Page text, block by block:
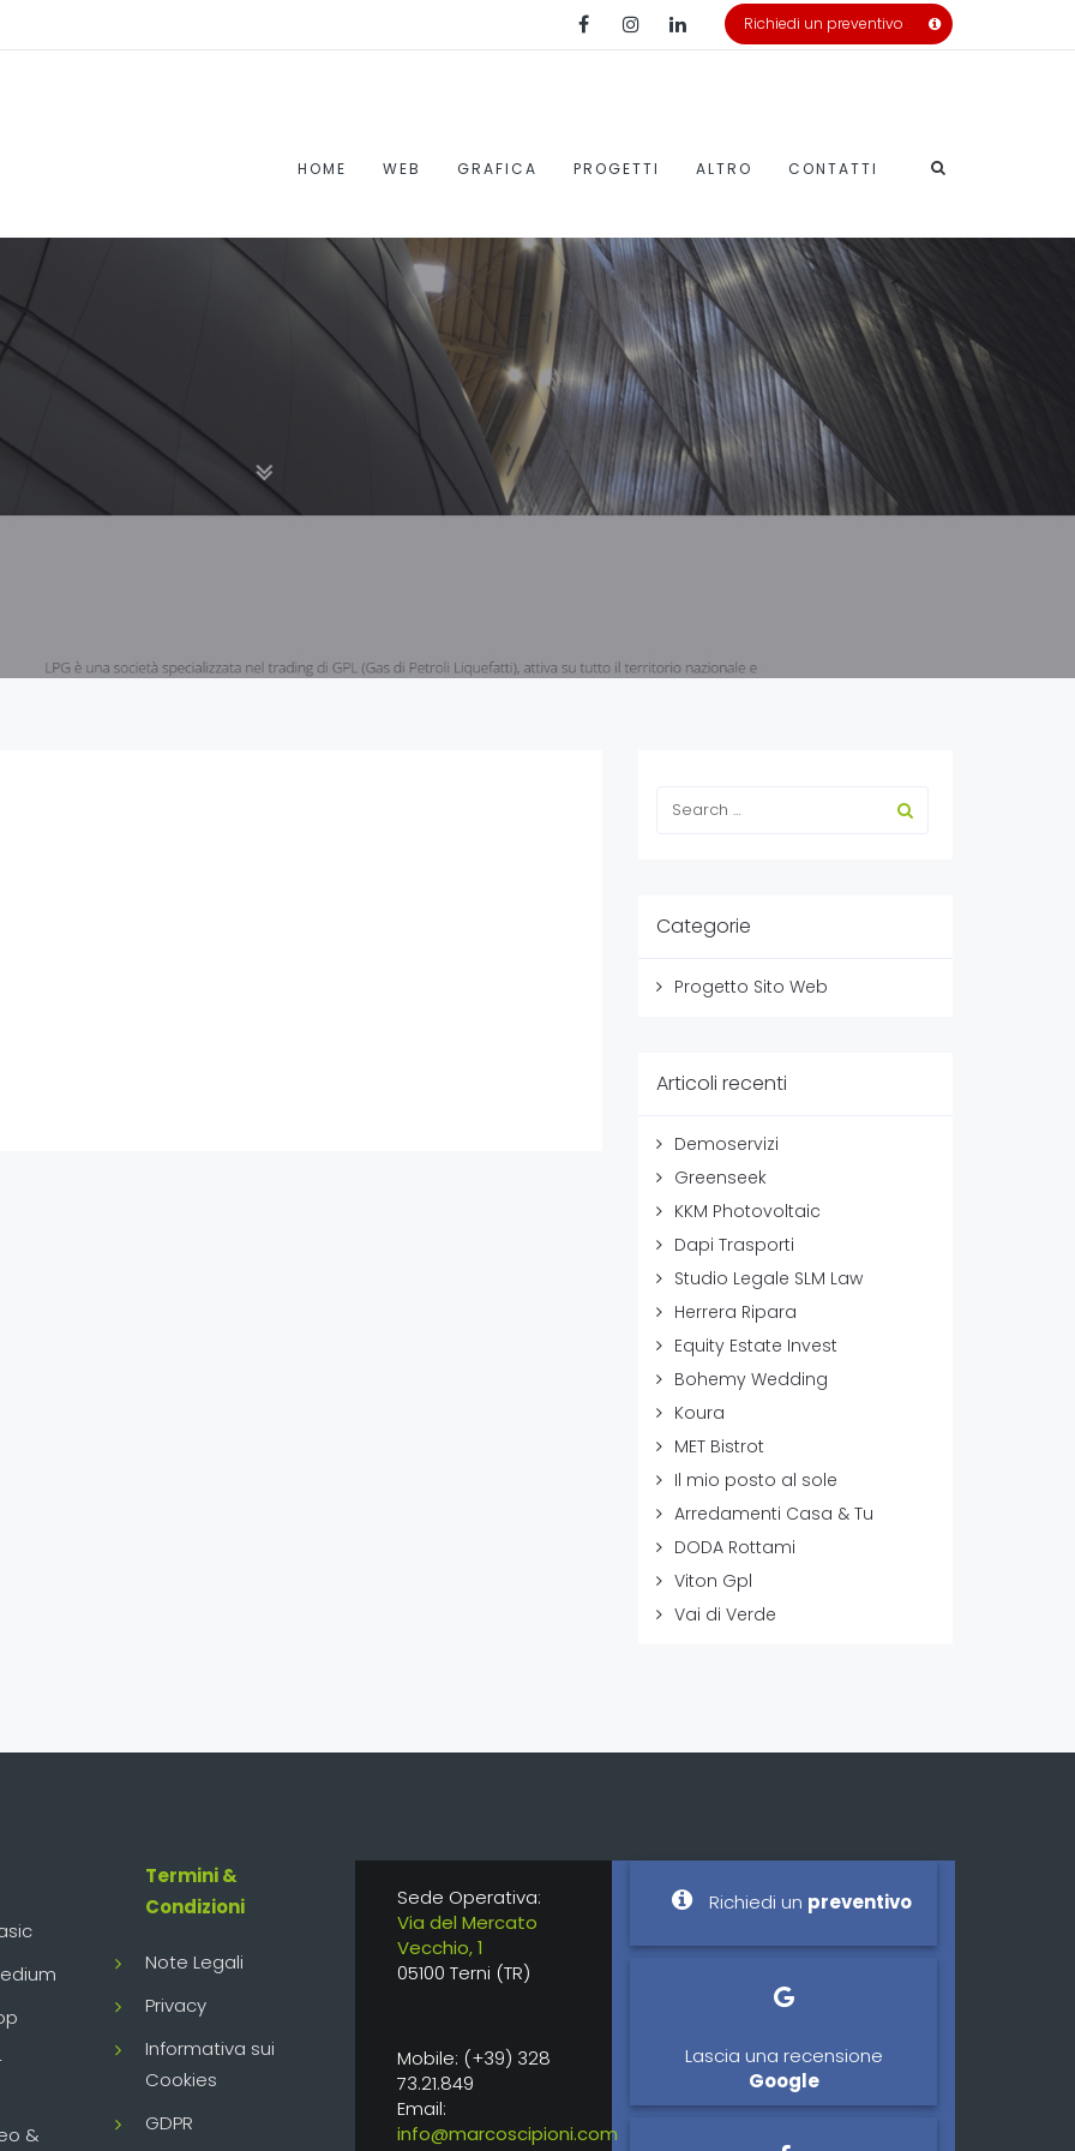
Richiedi un preventivo
HOME WEB GRAFICA PROGETTI ALTRO CONTATTI
Categorie
Progetto Sito Web
Articoli recenti
Demoservizi
Greenseek
KKM Photovoltaic
Dapi Trasporti
Studio Legale SLM Law
Herrera Ripara
Equity Estate Invest
Bohemy Wedding
Koura
MET Bistrot
Il mio posto al sole
Arredamenti Casa & Tu
DODA Rottami
Viton Gpl
Vai di Verde
&
Termini &
Condizioni
Note Legali
Privacy
Informativa sui
Cookies
GDPR
Sede Operativa:
Via del Mercato
Vecchio, 1
05100 Terni (TR)
Mobile: (+39) 328
73.21.849
Email:
info@marcoscipioni.com
Richiedi un preventivo
Lascia una recensione
Google